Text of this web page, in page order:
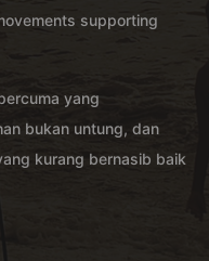
supporting
yang
bukan untung, dan
kurang bernasib baik